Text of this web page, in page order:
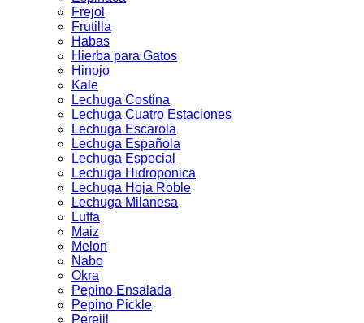
Frejol
Frutilla
Habas
Hierba para Gatos
Hinojo
Kale
Lechuga Costina
Lechuga Cuatro Estaciones
Lechuga Escarola
Lechuga Española
Lechuga Especial
Lechuga Hidroponica
Lechuga Hoja Roble
Lechuga Milanesa
Luffa
Maiz
Melon
Nabo
Okra
Pepino Ensalada
Pepino Pickle
Perejil